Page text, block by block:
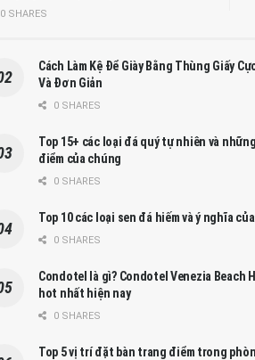
0 SHARES
Cách Làm Kệ Để Giày Bằng Thùng Giấy
Và Đơn Giản
0 SHARES
Top 15+ các loại đá quý tự nhiên và
điểm của chúng
0 SHARES
Top 10 các loại sen đá hiếm và ý nghĩa
0 SHARES
Condotel là gì? Condotel Venezia Beach
hot nhất hiện nay
0 SHARES
Top 5 vị trí đặt bàn trang điểm trong